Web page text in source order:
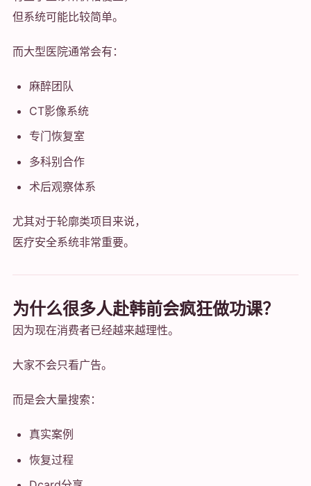
但系统可能比较简单。
而大型医院通常会有：
麻醉团队
CT影像系统
专门恢复室
多科别合作
术后观察体系
尤其对于轮廓类项目来说，
医疗安全系统非常重要。
为什么很多人赴韩前会疯狂做功课？
因为现在消费者已经越来越理性。
大家不会只看广告。
而是会大量搜索：
真实案例
恢复过程